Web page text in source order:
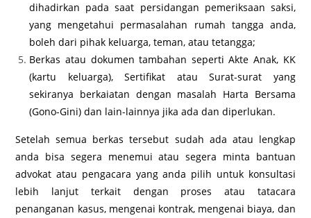
dihadirkan pada saat persidangan pemeriksaan saksi,
yang mengetahui permasalahan rumah tangga anda,
boleh dari pihak keluarga, teman, atau tetangga;
Berkas atau dokumen tambahan seperti Akte Anak, KK
(kartu keluarga), Sertifikat atau Surat-surat yang
sekiranya berkaiatan dengan masalah Harta Bersama
(Gono-Gini) dan lain-lainnya jika ada dan diperlukan.
Setelah semua berkas tersebut sudah ada atau lengkap
anda bisa segera menemui atau segera minta bantuan
advokat atau pengacara yang anda pilih untuk konsultasi
lebih lanjut terkait dengan proses atau tatacara
penanganan kasus, mengenai kontrak, mengenai biaya, dan